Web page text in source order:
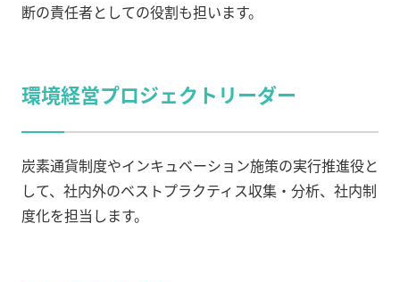
断の責任者としての役割も担います。
環境経営プロジェクトリーダー
炭素通貨制度やインキュベーション施策の実行推進役と
して、社内外のベストプラクティス収集・分析、社内制
度化を担当します。